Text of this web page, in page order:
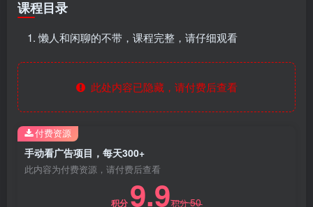
课程目录
懒人和闲聊的不带，课程完整，请仔细观看
此处内容已隐藏，请付费后查看
手动看广告项目，每天300+
此内容为付费资源，请付费后查看
积分 9.9积分50
付费资源